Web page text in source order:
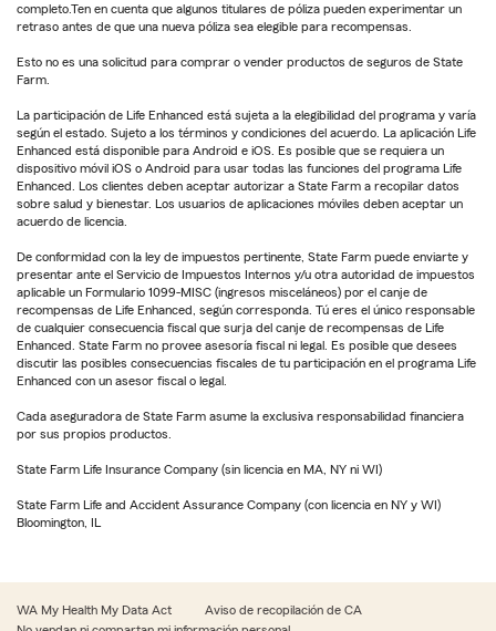
completo.Ten en cuenta que algunos titulares de póliza pueden experimentar un
retraso antes de que una nueva póliza sea elegible para recompensas.
Esto no es una solicitud para comprar o vender productos de seguros de State
Farm.
La participación de Life Enhanced está sujeta a la elegibilidad del programa y varía
según el estado. Sujeto a los términos y condiciones del acuerdo. La aplicación Life
Enhanced está disponible para Android e iOS. Es posible que se requiera un
dispositivo móvil iOS o Android para usar todas las funciones del programa Life
Enhanced. Los clientes deben aceptar autorizar a State Farm a recopilar datos
sobre salud y bienestar. Los usuarios de aplicaciones móviles deben aceptar un
acuerdo de licencia.
De conformidad con la ley de impuestos pertinente, State Farm puede enviarte y
presentar ante el Servicio de Impuestos Internos y/u otra autoridad de impuestos
aplicable un Formulario 1099-MISC (ingresos misceláneos) por el canje de
recompensas de Life Enhanced, según corresponda. Tú eres el único responsable
de cualquier consecuencia fiscal que surja del canje de recompensas de Life
Enhanced. State Farm no provee asesoría fiscal ni legal. Es posible que desees
discutir las posibles consecuencias fiscales de tu participación en el programa Life
Enhanced con un asesor fiscal o legal.
Cada aseguradora de State Farm asume la exclusiva responsabilidad financiera
por sus propios productos.
State Farm Life Insurance Company (sin licencia en MA, NY ni WI)
State Farm Life and Accident Assurance Company (con licencia en NY y WI)
Bloomington, IL
WA My Health My Data Act
Aviso de recopilación de CA